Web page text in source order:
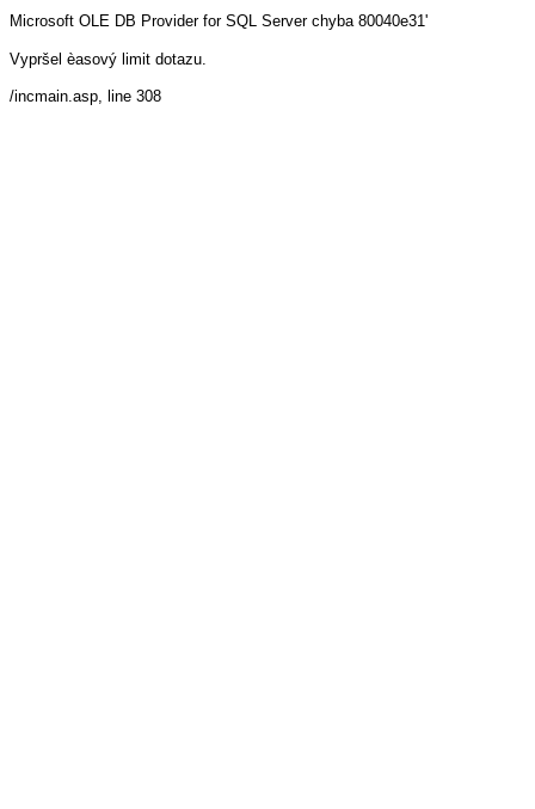
Microsoft OLE DB Provider for SQL Server chyba 80040e31'
Vypršel èasový limit dotazu.
/incmain.asp, line 308